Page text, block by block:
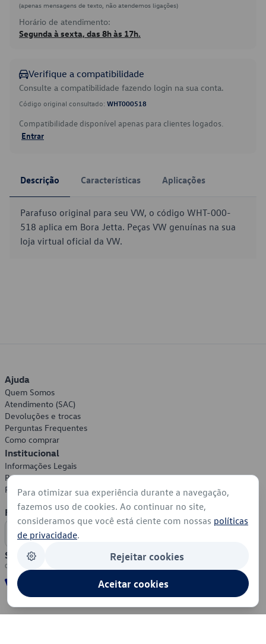
(apenas mensagens de texto, não atendemos ligações)
Horário de atendimento:
Segunda à sexta, das 8h às 17h.
Verifique a compatibilidade
Consulte a compatibilidade fazendo login na sua conta.
Código original consultado: WHT000518
Compatibilidade disponível apenas para clientes logados.
Entrar
Descrição Características Aplicações
Parafuso original para seu VW, o código WHT-000-
518 aplica em Bora Jetta. Peças VW genuínas na sua
loja virtual oficial da VW.
Ajuda
Quem Somos
Atendimento (SAC)
Devoluções e trocas
Perguntas Frequentes
Como comprar
Institucional
Informações Legais
Política de Privacidade
Política de Cookies
Formas de Pagamento
Segurança
Para otimizar sua experiência durante a navegação,
fazemos uso de cookies. Ao continuar no site,
consideramos que você está ciente com nossas políticas
de privacidade.
Rejeitar cookies
Aceitar cookies